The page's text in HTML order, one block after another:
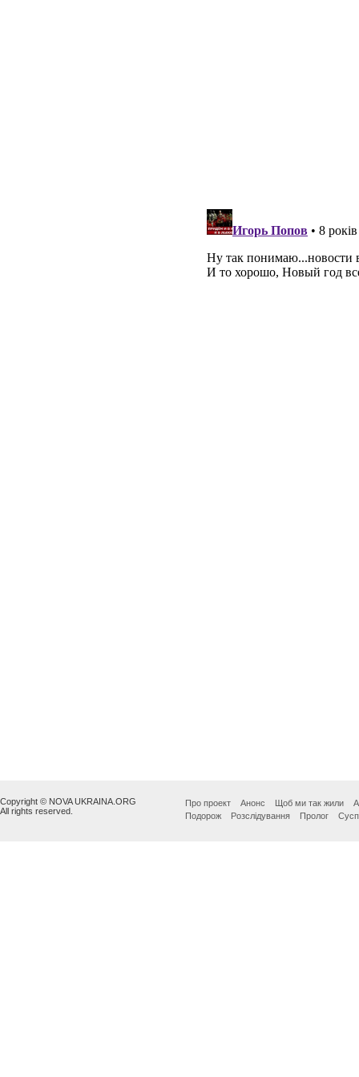
Copyright © NOVA UKRAINA.ORG
All rights reserved.
Про проект Анонс Щоб ми так жили
Подорож
Розслідування Пролог